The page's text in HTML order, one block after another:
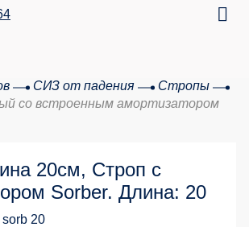
СИЗ от падения
Стропы
со встроенным амортизатором
20см, Строп с
Sorber. Длина: 20
sorb 20